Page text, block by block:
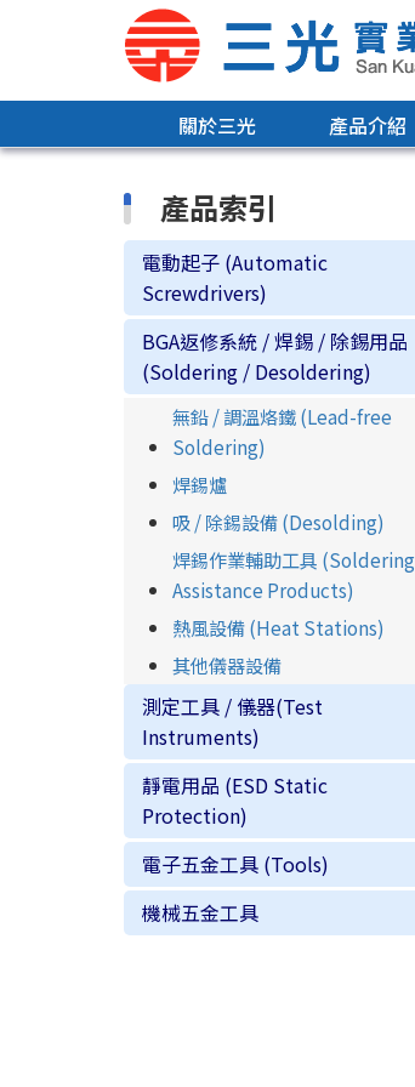
關於三光 產品介紹
產品索引
電動起子 (Automatic
Screwdrivers)
BGA返修系統 / 焊錫 / 除錫用品
(Soldering / Desoldering)
無鉛 / 調溫烙鐵 (Lead-free
Soldering)
焊錫爐
吸 / 除錫設備 (Desolding)
焊錫作業輔助工具 (Soldering
Assistance Products)
熱風設備 (Heat Stations)
其他儀器設備
測定工具 / 儀器(Test
Instruments)
靜電用品 (ESD Static
Protection)
電子五金工具 (Tools)
機械五金工具